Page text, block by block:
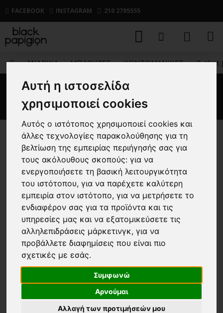
Αυτή η ιστοσελίδα
χρησιμοποιεί cookies
Αυτός ο ιστότοπος χρησιμοποιεί cookies και
άλλες τεχνολογίες παρακολούθησης για τη
βελτίωση της εμπειρίας περιήγησής σας για
τους ακόλουθους σκοπούς:για να
ενεργοποιήσετε τη βασική λειτουργικότητα
του ιστότοπου,για να παρέχετε καλύτερη
εμπειρία στον ιστότοπο,για να μετρήσετε το
ενδιαφέρον σας για τα προϊόντα και τις
υπηρεσίες μας και να εξατομικεύσετε τις
αλληλεπιδράσεις μάρκετινγκ,για να
προβάλλετε διαφημίσεις που είναι πιο
σχετικές με εσάς.
Συμφωνώ
Αρνούμαι
Αλλαγή των προτιμήσεών μου
FACEBOOK INSTAGRAM 210 2795555
ΑΝΔΡΙΚΑ ΜΠΛΟΥΖΕΣ ΚΟΝΤΟΜΑΝΙΚΕΣ T-shirt
T-shirt Jack n Jones μαύρο